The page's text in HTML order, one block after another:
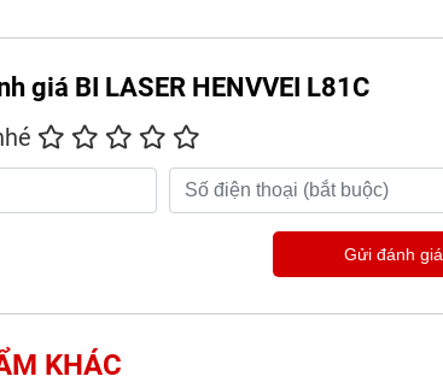
giá BI LASER HENVVEI L81C
Gửi đánh giá
KHÁC